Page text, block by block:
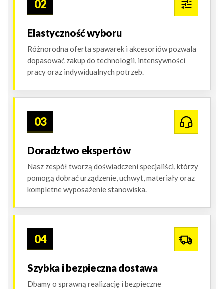
02
Elastyczność wyboru
Różnorodna oferta spawarek i akcesoriów pozwala
dopasować zakup do technologii, intensywności
pracy oraz indywidualnych potrzeb.
03
Doradztwo ekspertów
Nasz zespół tworzą doświadczeni specjaliści, którzy
pomogą dobrać urządzenie, uchwyt, materiały oraz
kompletne wyposażenie stanowiska.
04
Szybka i bezpieczna dostawa
Dbamy o sprawną realizację i bezpieczne